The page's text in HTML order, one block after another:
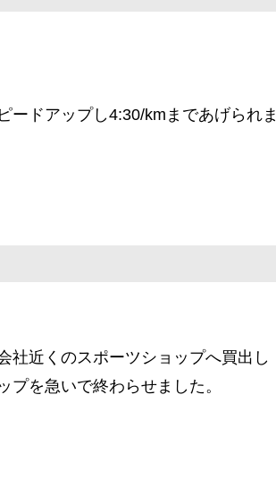
ードアップし4:30/kmまであげられま
社近くのスポーツショップへ買出し
を急いで終わらせました。